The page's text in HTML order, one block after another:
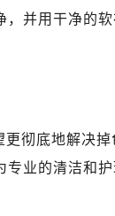
场写字楼16层
苏州中心办公
12楼1224室（
达中心写字楼
座22层04室（
融中心A座907
并用干净的
彻底地解决
业的清洁和